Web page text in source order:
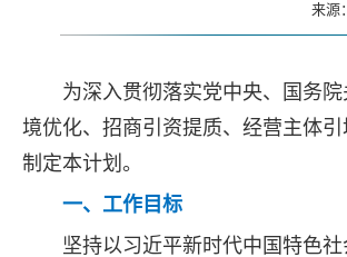
来源
为深入贯彻落实党中央、国务
境优化、招商引资提质、经营主体
制定本计划。
一、工作目标
坚持以习近平新时代中国特色